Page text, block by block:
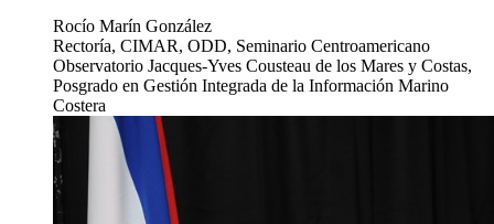
Rocío Marín González
Rectoría, CIMAR, ODD, Seminario Centroamericano
Observatorio Jacques-Yves Cousteau de los Mares y Costas,
Posgrado en Gestión Integrada de la Información Marino
Costera